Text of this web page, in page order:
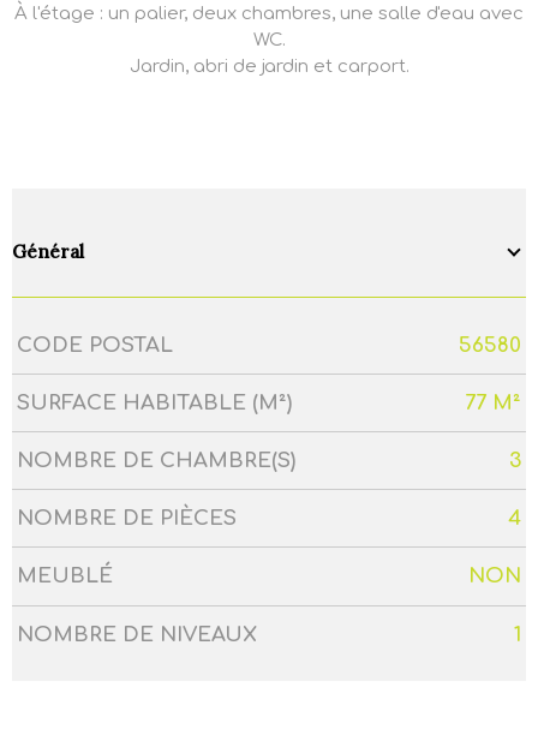
À l'étage : un palier, deux chambres, une salle d'eau avec
WC.
Jardin, abri de jardin et carport.
Général
Caractérisque Valeurs
CODE POSTAL 56580
SURFACE HABITABLE (M²) 77 M²
NOMBRE DE CHAMBRE(S) 3
NOMBRE DE PIÈCES 4
MEUBLÉ NON
NOMBRE DE NIVEAUX 1